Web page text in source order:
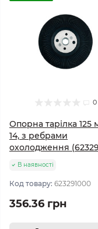
0
Опорна тарілка 125
14, з ребрами
охолодження
В наявності
Код товару: 623291000
356.36 грн